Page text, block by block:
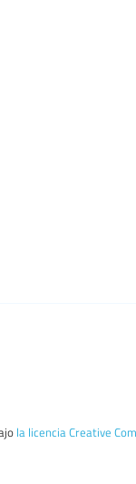
la licencia Creative